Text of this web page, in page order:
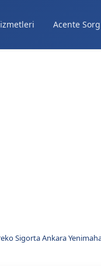
Acente
Sigorta Ankara